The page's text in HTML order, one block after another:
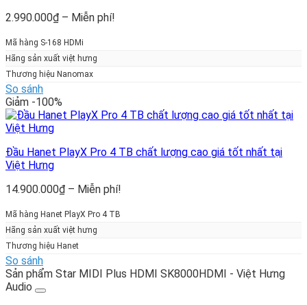
2.990.000₫ – Miễn phí!
Mã hàng S-168 HDMi
Hãng sản xuất việt hưng
Thương hiệu Nanomax
So sánh
Giảm -100%
Đầu Hanet PlayX Pro 4 TB chất lượng cao giá tốt nhất tại
Việt Hưng
14.900.000₫ – Miễn phí!
phí!
Mã hàng Hanet PlayX Pro 4 TB
Hãng sản xuất việt hưng
Thương hiệu Hanet
So sánh
Sản phẩm Star MIDI Plus HDMI SK8000HDMI - Việt Hưng
Audio